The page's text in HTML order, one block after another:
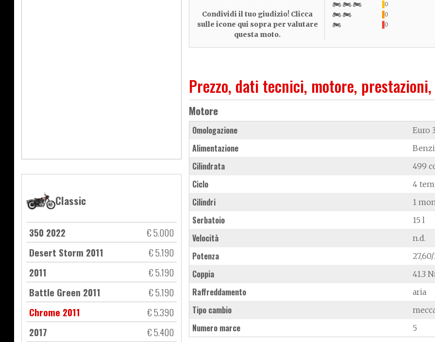
Classic
350 2022
€ 5.000
Desert Storm 2011
€ 5.190
2011
€ 5.190
Battle Green 2011
€ 5.190
Chrome 2011
€ 5.390
2017
€ 5.400
Condividi il tuo giudizio! Clicca
sulle icone qui sopra per valutare
questa moto.
0
0
0
Prezzo, dati tecnici, motore,
Motore
Omologazione Euro 3
Alimentazione
Cilindrata 499
Ciclo 4
Cilindri 1
Serbatoio 15 l
Velocità n.d.
Potenza
Coppia 41.3
Raffreddamento aria
Tipo cambio
Numero marce 5